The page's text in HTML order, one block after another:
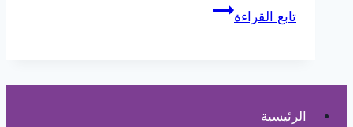
تابع القراءة
تفصيل
الرئيسية